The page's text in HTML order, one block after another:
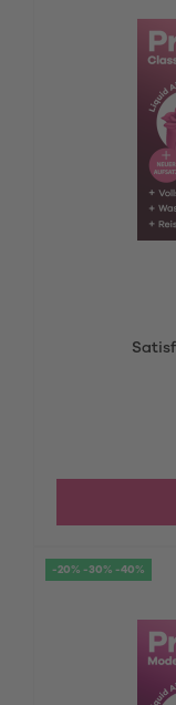
-20% -30% -40%